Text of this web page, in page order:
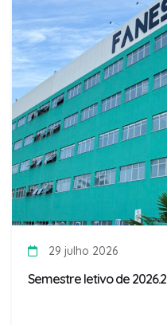
29 julho 2026
Semestre letivo de